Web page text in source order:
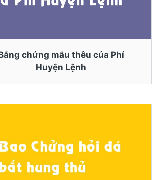
chứng mẫu thêu của Phí
Huyện Lệnh